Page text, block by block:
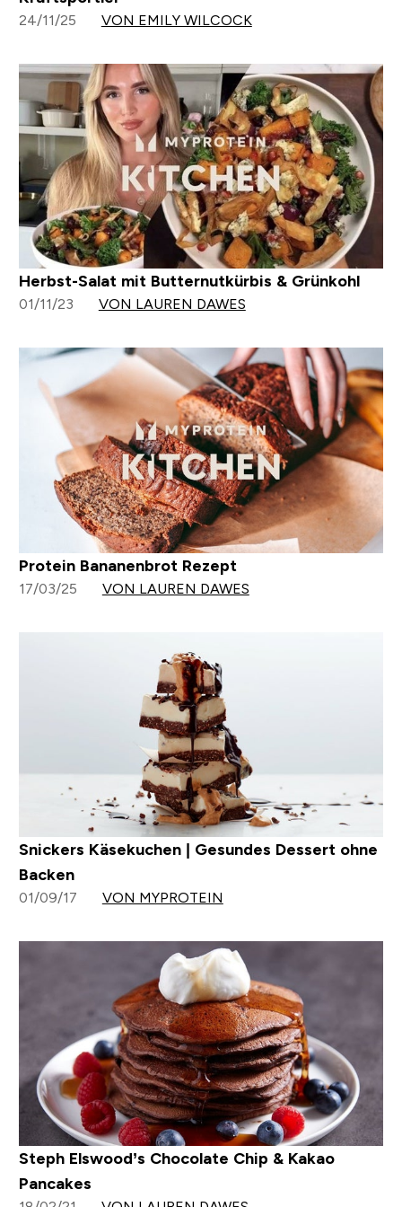
24/11/25 VON EMILY WILCOCK
Herbst-Salat mit Butternutkürbis & Grünkohl
01/11/23 VON LAUREN DAWES
Protein Bananenbrot Rezept
17/03/25 VON LAUREN DAWES
Snickers Käsekuchen | Gesundes Dessert ohne
Backen
01/09/17 VON MYPROTEIN
Steph Elswood’s Chocolate Chip & Kakao
Pancakes